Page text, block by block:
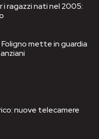
ragazzi nati nel 2005:
mette in guardia
nuove telecamere